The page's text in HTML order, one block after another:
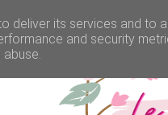
deliver its services and to
and security